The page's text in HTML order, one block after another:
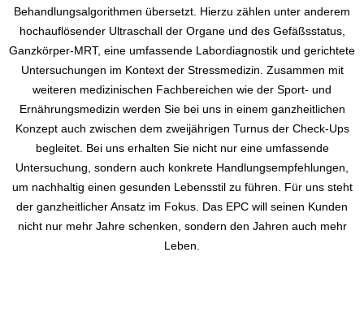
Behandlungsalgorithmen übersetzt. Hierzu zählen unter anderem
hochauflösender Ultraschall der Organe und des Gefäßsstatus,
Ganzkörper-MRT, eine umfassende Labordiagnostik und gerichtete
Untersuchungen im Kontext der Stressmedizin. Zusammen mit
weiteren medizinischen Fachbereichen wie der Sport- und
Ernährungsmedizin werden Sie bei uns in einem ganzheitlichen
Konzept auch zwischen dem zweijährigen Turnus der Check-Ups
begleitet. Bei uns erhalten Sie nicht nur eine umfassende
Untersuchung, sondern auch konkrete Handlungsempfehlungen,
um nachhaltig einen gesunden Lebensstil zu führen. Für uns steht
der ganzheitlicher Ansatz im Fokus. Das EPC will seinen Kunden
nicht nur mehr Jahre schenken, sondern den Jahren auch mehr
Leben.